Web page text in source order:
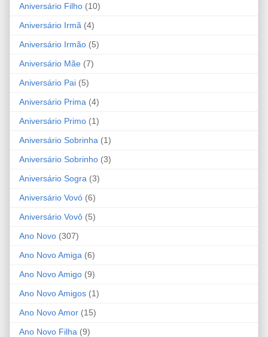
Aniversário Filho (10)
Aniversário Irmã (4)
Aniversário Irmão (5)
Aniversário Mãe (7)
Aniversário Pai (5)
Aniversário Prima (4)
Aniversário Primo (1)
Aniversário Sobrinha (1)
Aniversário Sobrinho (3)
Aniversário Sogra (3)
Aniversário Vovó (6)
Aniversário Vovô (5)
Ano Novo (307)
Ano Novo Amiga (6)
Ano Novo Amigo (9)
Ano Novo Amigos (1)
Ano Novo Amor (15)
Ano Novo Filha (9)